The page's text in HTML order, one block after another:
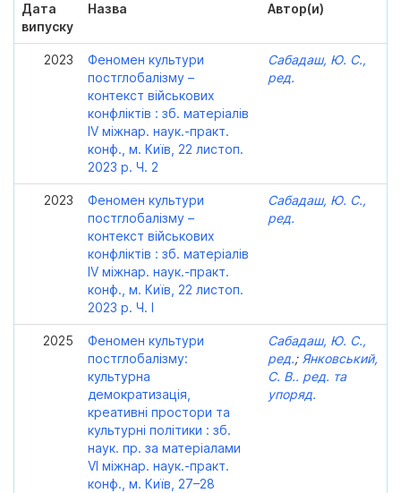
Дата
випуску
Назва Автор(и)
2023
Феномен культури
постглобалізму –
контекст військових
конфліктів : зб. матеріалів
IV міжнар. наук.-практ.
конф., м. Київ, 22 листоп.
2023 р. Ч. 2
Сабадаш, Ю. С.,
ред.
2023
Феномен культури
постглобалізму –
контекст військових
конфліктів : зб. матеріалів
IV міжнар. наук.-практ.
конф., м. Київ, 22 листоп.
2023 р. Ч. I
Сабадаш, Ю. С.,
ред.
2025
Феномен культури
постглобалізму:
культурна
демократизація,
креативні простори та
культурні політики : зб.
наук. пр. за матеріалами
VI міжнар. наук.-практ.
конф., м. Київ, 27–28
Сабадаш, Ю. С.,
ред.; Янковський,
С. В.. ред. та
упоряд.